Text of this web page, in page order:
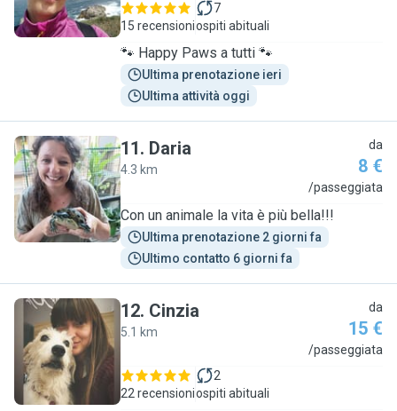
15 recensioni
7
ospiti abituali
🐾 Happy Paws a tutti 🐾
Ultima prenotazione ieri
Ultima attività oggi
D
11. Daria
4.3 km
da
8 €
/passeggiata
Con un animale la vita è più bella!!!
Ultima prenotazione 2 giorni fa
Ultimo contatto 6 giorni fa
C
12. Cinzia
5.1 km
da
15 €
/passeggiata
22 recensioni
2
ospiti abituali